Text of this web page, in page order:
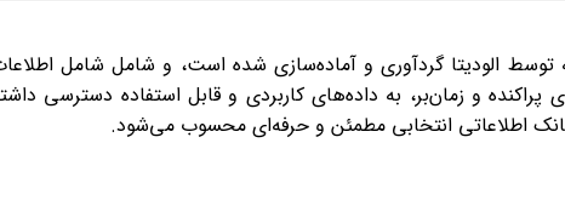
الودیتا گردآوری و آماده‌سازی شده است، و شامل شامل
و زمان‌بر، به داده‌های کاربردی و قابل استفاده دسترسی
بانک اطلاعاتی انتخابی مطمئن و حرفه‌ای محسوب می‌شود.